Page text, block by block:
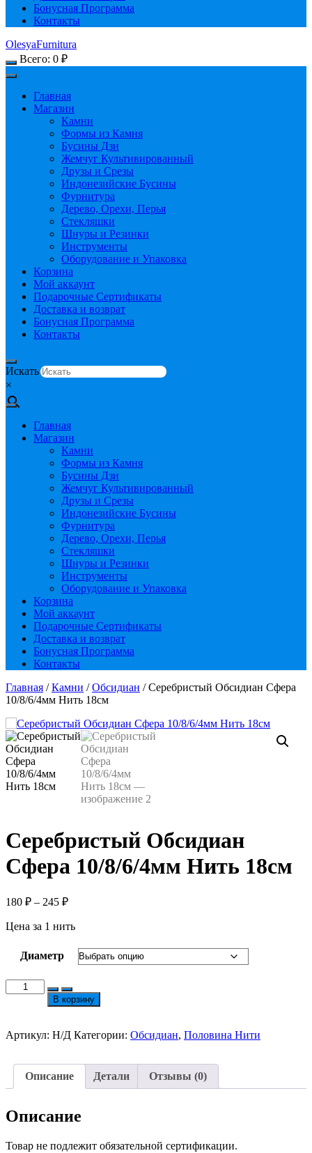
Бонусная Программа
Контакты
OlesyaFurnitura
Всего: 0 ₽
Главная
Магазин
Камни
Формы из Камня
Бусины Дзи
Жемчуг Культивированный
Друзы и Срезы
Индонезийские Бусины
Фурнитура
Дерево, Орехи, Перья
Стекляшки
Шнуры и Резинки
Инструменты
Оборудование и Упаковка
Корзина
Мой аккаунт
Подарочные Сертификаты
Доставка и возврат
Бонусная Программа
Контакты
Искать
×
Главная
Магазин
Камни
Формы из Камня
Бусины Дзи
Жемчуг Культивированный
Друзы и Срезы
Индонезийские Бусины
Фурнитура
Дерево, Орехи, Перья
Стекляшки
Шнуры и Резинки
Инструменты
Оборудование и Упаковка
Корзина
Мой аккаунт
Подарочные Сертификаты
Доставка и возврат
Бонусная Программа
Контакты
Главная /Камни /Обсидиан / Серебристый Обсидиан Сфера
10/8/6/4мм Нить 18см
Серебристый Обсидиан
Сфера 10/8/6/4мм Нить 18см
180 ₽ – 245 ₽Диапазон
180 ₽
245 ₽
Цена за 1 нить
Диаметр
Количество
товара
Серебристый
Сфера
18см
В корзину
Артикул: Н/Д Категории: Обсидиан, Половина Нити
Описание Детали Отзывы (0)
Описание
Товар не подлежит обязательной сертификации.